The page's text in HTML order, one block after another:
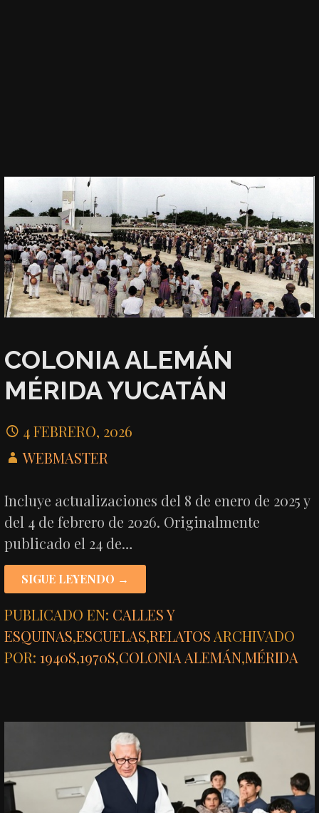
COLONIA ALEMÁN
MÉRIDA YUCATÁN
4 FEBRERO, 2026
WEBMASTER
Incluye actualizaciones del 8 de enero de 2025 y
del 4 de febrero de 2026. Originalmente
publicado el 24 de…
SIGUE LEYENDO →
PUBLICADO EN: CALLES Y
ESQUINAS,ESCUELAS,RELATOS ARCHIVADO
POR:1940S,1970S,COLONIA ALEMÁN,MÉRIDA